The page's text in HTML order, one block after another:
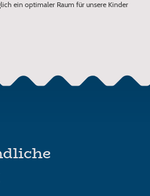
ein optimaler Raum für unsere Kinder